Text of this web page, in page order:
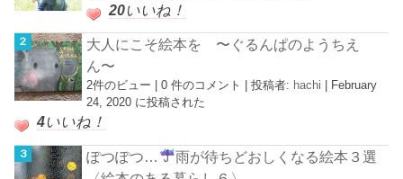
20いいね！
大人にこそ絵本を 〜ぐるんぱのようちえ
ん〜
2件のビュー |0 件のコメント |投稿者: hachi
February
24, 2020 に投稿された
4いいね！
ぽつぽつ…
雨が待ちどおしくなる絵本３選